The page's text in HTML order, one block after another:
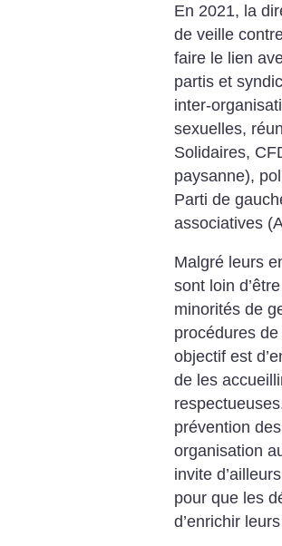
En 2021, la
de veille
faire le lien
partis et
inter-
sexuelles,
Solidaires,
paysanne),
Parti de
associatives
Malgré leurs
sont loin
minorités de
procédures
objectif est
de les
prévention
organisation
invite
pour que les
d’enrichir